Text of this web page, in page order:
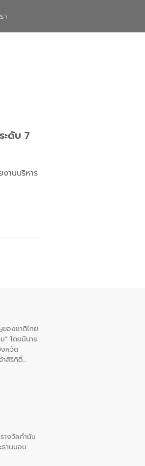
า
ะดับ 7
านบริหาร
องชาติไทย
” โดยมีนาย
งหวัด
าสิริกิติ์
งวัลกำนัน
านมอบ